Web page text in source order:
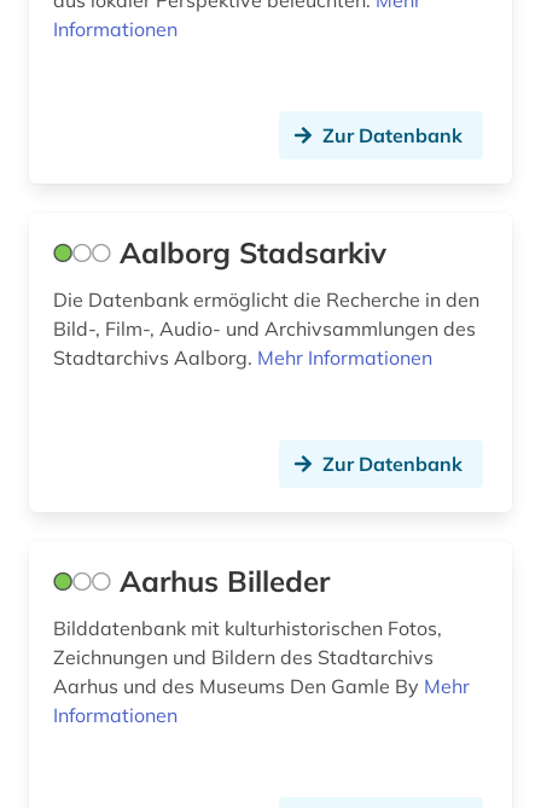
bokmål (4)
bollnäs (1)
borgholm (1)
brandförsäkringsverket (1)
brief (9)
bronzezeit (1)
buchgeschichte (1)
Informationen
Zur Datenbank
Aalborg Stadsarkiv
Die Datenbank ermöglicht die Recherche in den
Bild-, Film-, Audio- und Archivsammlungen des
Stadtarchivs Aalborg. Mehr Informationen
Zur Datenbank
Aarhus Billeder
Bilddatenbank mit kulturhistorischen Fotos,
Zeichnungen und Bildern des Stadtarchivs
Aarhus und des Museums Den Gamle By Mehr
Informationen